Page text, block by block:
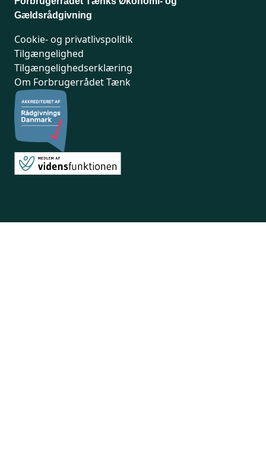
Gældsrådgivning
Cookie- og privatlivspolitik
Tilgængelighed
Tilgængelighedserklæring
Om Forbrugerrådet Tænk